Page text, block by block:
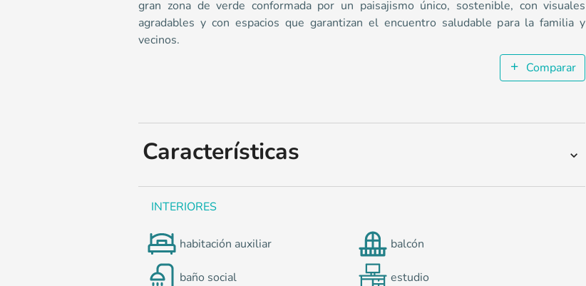
Cali y Suroccidente
gran zona de verde conformada por un paisajismo único, sostenible, con visuales
agradables y con espacios que garantizan el encuentro saludable para la familia y
vecinos.
Comparar
Características
INTERIORES
habitación auxiliar balcón
baño social
estudio